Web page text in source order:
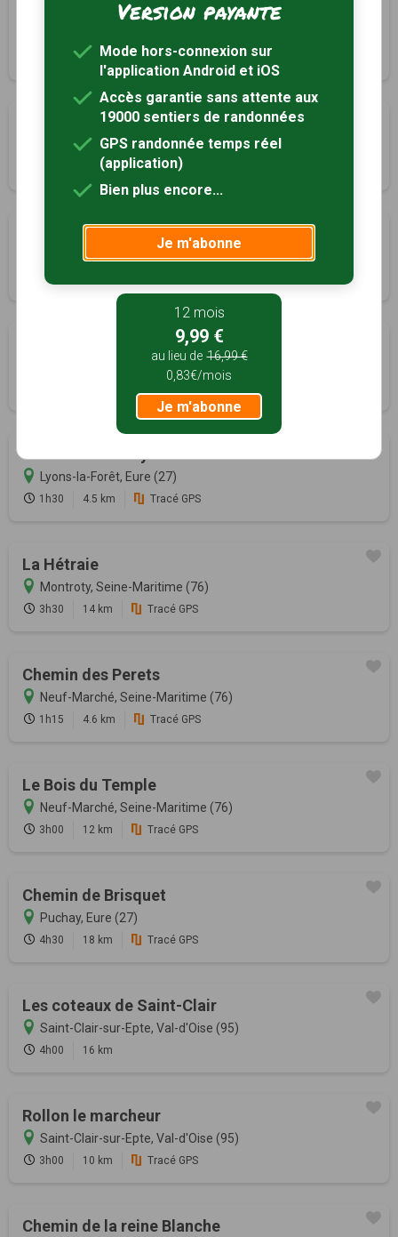
Sentier du four à chaux
6.5 km Tracé GPS
Sentier du Fouillebroc
Lyons-la-Forêt, Eure (27)
19.5 km Tracé GPS
Boucle du Gros Chêne
Lyons-la-Forêt, Eure (27)
1h00
Boucle du Gros Chêne
Lyons-la-Forêt, Eure (27)
Circuit de l'abbaye de Mortemer
Lyons-la-Forêt, Eure (27)
1h30 4.5 km Tracé GPS
La Hétraie
Montroty, Seine-Maritime (76)
3h30 14 km Tracé GPS
Chemin des Perets
Neuf-Marché, Seine-Maritime (76)
1h15 4.6 km Tracé GPS
Le Bois du Temple
Neuf-Marché, Seine-Maritime (76)
3h00 12 km Tracé GPS
Chemin de Brisquet
Puchay, Eure (27)
4h30 18 km Tracé GPS
Les coteaux de Saint-Clair
Saint-Clair-sur-Epte, Val-d'Oise (95)
4h00 16 km
Rollon le marcheur
Saint-Clair-sur-Epte, Val-d'Oise (95)
3h00 10 km Tracé GPS
Chemin de la reine Blanche
Version payante
Mode hors-connexion sur
l'application Android et iOS
Accès garantie sans attente aux
19000 sentiers de randonnées
GPS randonnée temps réel
(application)
Bien plus encore...
Je m'abonne
12 mois
9,99 €
au lieu de 16,99 €
0,83€/mois
Je m'abonne